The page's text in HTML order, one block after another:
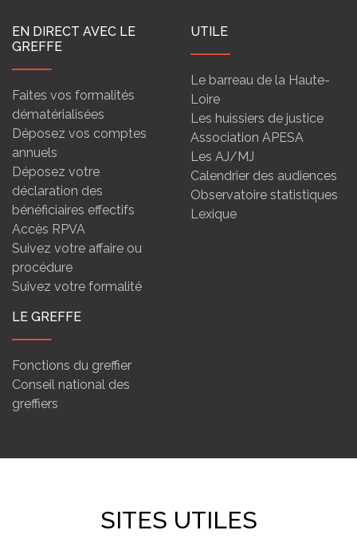
EN DIRECT AVEC LE
GREFFE
Faites vos formalités
dématérialisées
Déposez vos comptes
annuels
Déposez votre
déclaration des
bénéficiaires effectifs
Accès RPVA
Suivez votre affaire ou
procédure
Suivez votre formalité
UTILE
Le barreau de la Haute-
Loire
Les huissiers de justice
Association APESA
Les AJ/MJ
Calendrier des audiences
Observatoire statistiques
Lexique
LE GREFFE
Fonctions du greffier
Conseil national des
greffiers
SITES UTILES